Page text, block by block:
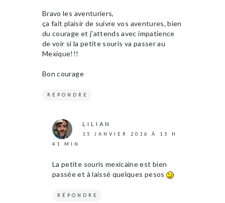
Bravo les aventuriers,
ça fait plaisir de suivre vos aventures, bien
du courage et j’attends avec impatience
de voir si la petite souris va passer au
Mexique!!!
Bon courage
RÉPONDRE
LILIAN
15 JANVIER 2016 À 15 H
41 MIN
La petite souris mexicaine est bien
passée et à laissé quelques pesos
RÉPONDRE